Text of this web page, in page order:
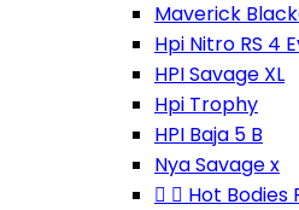
Maverick
Hpi Nitro RS 4
HPI Savage XL
Hpi Trophy
HPI Baja 5 B
Nya Savage x
  Hot Bodies